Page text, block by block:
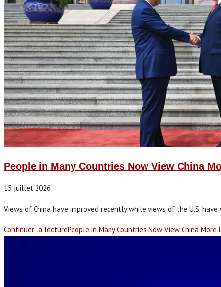
People in Many Countries Now View China
15 juillet 2026
Views of China have improved recently while views of the U.S.
Continuer la lecturePeople in Many Countries Now View China More